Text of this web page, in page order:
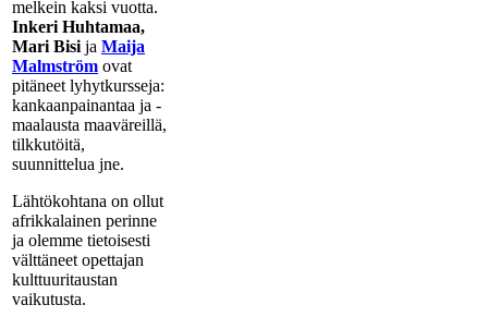
melkein kaksi vuotta.
Inkeri Huhtamaa,
Mari Bisi ja Maija
Malmström ovat
pitäneet lyhytkursseja:
kankaanpainantaa ja -
maalausta maaväreillä,
tilkkutöitä,
suunnittelua jne.
Lähtökohtana on ollut
afrikkalainen perinne
ja olemme tietoisesti
välttäneet opettajan
kulttuuritaustan
vaikutusta.